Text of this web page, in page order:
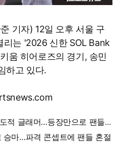
기자) 12일 오후 서울 구
리는 '2026 신한 SOL Bank
움 히어로즈의 경기, 송민
하고 있다.
승마…파격 콘셉트에 팬들 혼절